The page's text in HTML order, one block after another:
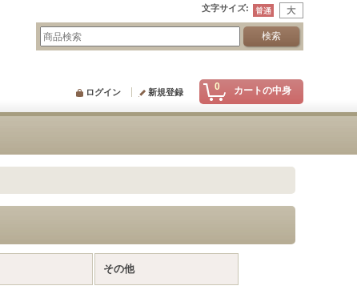
文字サイズ:
0 カートの中身
ログイン 新規登録
その他